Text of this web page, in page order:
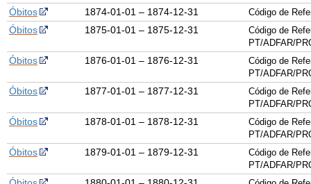
Óbitos 1874-01-01 – 1874-12-31 Código de
Óbitos 1875-01-01 – 1875-12-31
Código de
PT/ADFAR/
Óbitos 1876-01-01 – 1876-12-31
Código de
PT/ADFAR/
Óbitos 1877-01-01 – 1877-12-31
Código de
PT/ADFAR/
Óbitos 1878-01-01 – 1878-12-31
Código de
PT/ADFAR/
Óbitos 1879-01-01 – 1879-12-31
Código de
PT/ADFAR/